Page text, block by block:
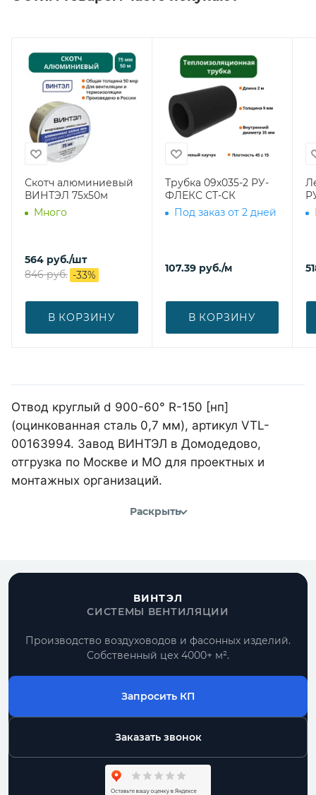
Скотч алюминиевый
ВИНТЭЛ 75х50м
Много
564 руб./шт
846руб. -33%
В КОРЗИНУ
Трубка 09х035-2 РУ-
ФЛЕКС СТ-СК
Под заказ от 2 дней
107.39 руб./м
В КОРЗИНУ
Отвод круглый d 900-60° R-150 [нп]
(оцинкованная сталь 0,7 мм), артикул VTL-
00163994. Завод ВИНТЭЛ в Домодедово,
отгрузка по Москве и МО для проектных и
монтажных организаций.
Раскрыть
ВИНТЭЛ
СИСТЕМЫ ВЕНТИЛЯЦИИ
Производство воздуховодов и фасонных изделий.
Собственный цех 4000+ м².
Запросить КП
Заказать звонок